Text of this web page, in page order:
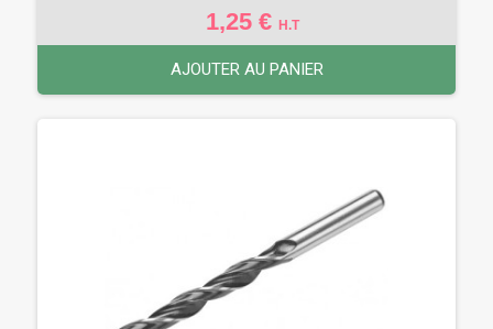
1,25 € H.T
AJOUTER AU PANIER